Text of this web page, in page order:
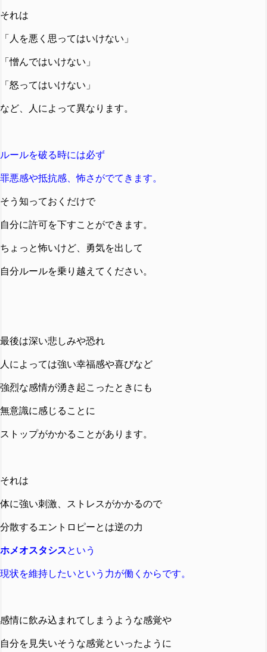
それは
「人を悪く思ってはいけない」
「憎んではいけない」
「怒ってはいけない」
など、人によって異なります。
ルールを破る時には必ず
罪悪感や抵抗感、怖さがでてきます。
そう知っておくだけで
自分に許可を下すことができます。
ちょっと怖いけど、勇気を出して
自分ルールを乗り越えてください。
最後は深い悲しみや恐れ
人によっては強い幸福感や喜びなど
強烈な感情が湧き起こったときにも
無意識に感じることに
ストップがかかることがあります。
それは
体に強い刺激、ストレスがかかるので
分散するエントロピーとは逆の力
ホメオスタシスという
現状を維持したいという力が働くからです。
感情に飲み込まれてしまうような感覚や
自分を見失いそうな感覚といったように